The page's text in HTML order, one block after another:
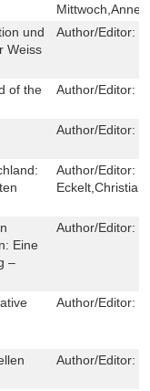
Mittwoch,Anne
und
Weiss
Author/Editor:
of the
Author/Editor:
Author/Editor:
Author/Editor:
Eine
–
Author/Editor:
Author/Editor:
Author/Editor: